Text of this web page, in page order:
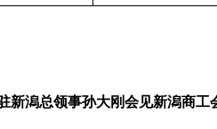
新潟总领事孙大刚会见新潟商